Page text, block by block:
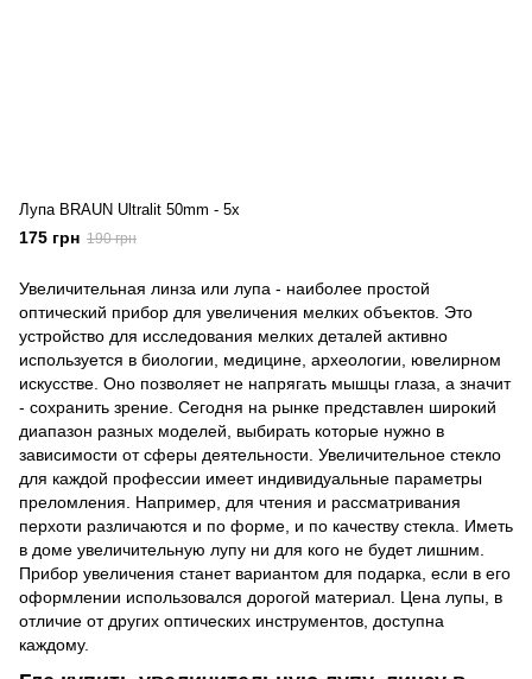
Лупа BRAUN Ultralit 50mm - 5x
175 грн 190 грн
Увеличительная линза или лупа - наиболее простой
оптический прибор для увеличения мелких объектов. Это
устройство для исследования мелких деталей активно
используется в биологии, медицине, археологии, ювелирном
искусстве. Оно позволяет не напрягать мышцы глаза, а значит
- сохранить зрение. Сегодня на рынке представлен широкий
диапазон разных моделей, выбирать которые нужно в
зависимости от сферы деятельности. Увеличительное стекло
для каждой профессии имеет индивидуальные параметры
преломления. Например, для чтения и рассматривания
перхоти различаются и по форме, и по качеству стекла. Иметь
в доме увеличительную лупу ни для кого не будет лишним.
Прибор увеличения станет вариантом для подарка, если в его
оформлении использовался дорогой материал. Цена лупы, в
отличие от других оптических инструментов, доступна
каждому.